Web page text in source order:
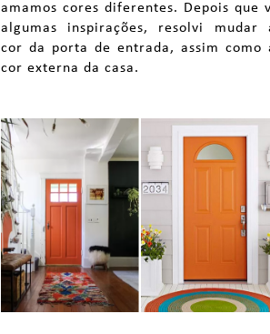
amamos cores diferentes. Depois que
algumas inspirações, resolvi mudar
cor da porta de entrada, assim como
cor externa da casa.